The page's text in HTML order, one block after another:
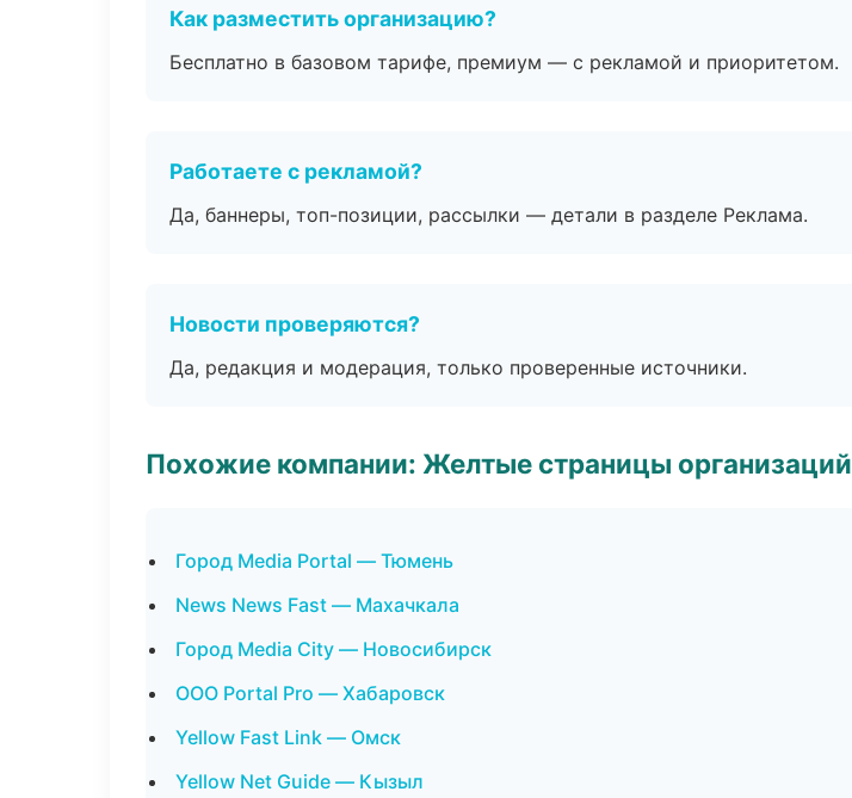
Как разместить организацию?
Бесплатно в базовом тарифе, премиум — с рекламой и приоритетом.
Работаете с рекламой?
Да, баннеры, топ-позиции, рассылки — детали в разделе Реклама.
Новости проверяются?
Да, редакция и модерация, только проверенные источники.
Похожие компании: Желтые страницы организаций
Город Media Portal — Тюмень
News News Fast — Махачкала
Город Media City — Новосибирск
ООО Portal Pro — Хабаровск
Yellow Fast Link — Омск
Yellow Net Guide — Кызыл